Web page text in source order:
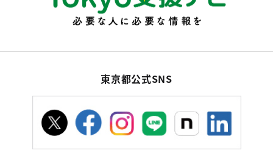
東京都公式SNS